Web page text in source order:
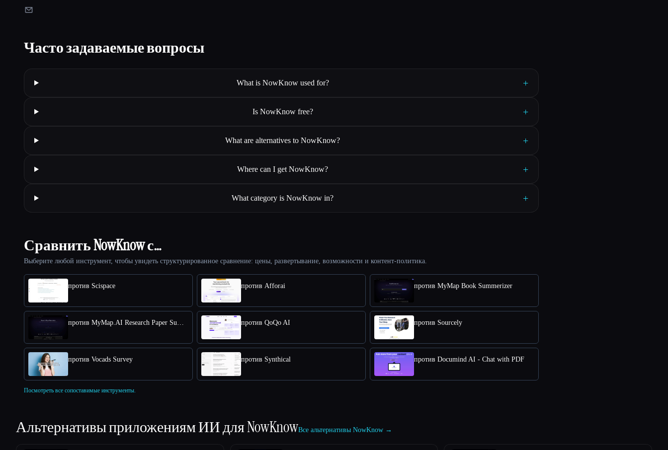
Часто задаваемые вопросы
What is NowKnow used for? +
Is NowKnow free? +
What are alternatives to NowKnow? +
Where can I get NowKnow? +
What category is NowKnow in? +
Сравнить NowKnow с…
Выберите любой инструмент, чтобы увидеть структурированное сравнение: цены, развертывание, возможности и контент-политика.
против Scispace против Afforai против MyMap Book Summerizer
против QoQo AI против Sourcely
против Vocads Survey против Synthical против Documind AI - Chat with PDF
Посмотреть все сопоставимые инструменты.
Альтернативы приложениям ИИ дляNowKnowВсе альтернативы NowKnow →